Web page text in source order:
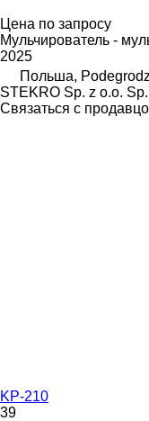
Цена по запросу
Мульчирователь -
2025
Польша,
STEKRO Sp. z o.o.
Связаться с
KP-210
39